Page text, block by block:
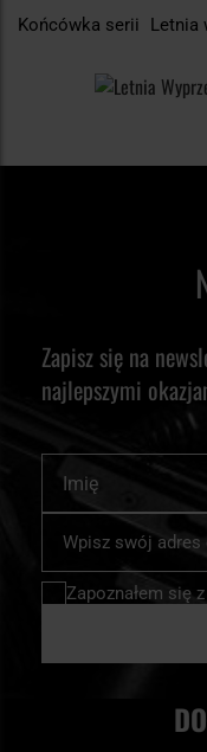
Końcówka serii
Letnia
Zapisz się na
najlepszymi
nasz
newsletter:
Zapoznałem się z